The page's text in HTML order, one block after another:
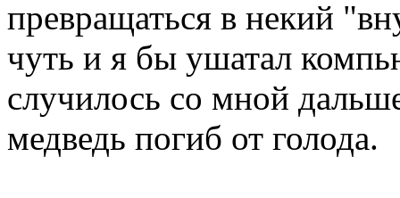
превращаться в некий
чуть и я бы ушатал
случилось со мной
медведь погиб от голода.